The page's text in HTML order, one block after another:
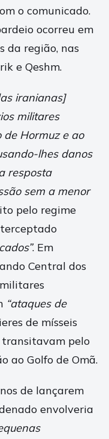
o comunicado.
ocorreu em
da região, nas
e Qeshm.
iranianas]
militares
de Hormuz e ao
lhes danos
resposta
sem a menor
pelo regime
. Em
Central dos
“ataques de
de mísseis
transitavam pelo
ao Golfo de Omã.
de lançarem
envolveria